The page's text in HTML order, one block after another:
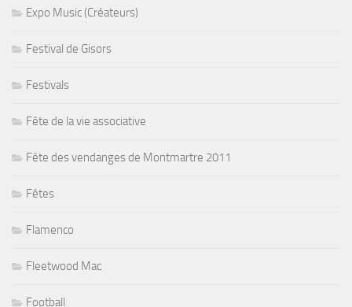
Expo Music (Créateurs)
Festival de Gisors
Festivals
Fête de la vie associative
Fête des vendanges de Montmartre 2011
Fêtes
Flamenco
Fleetwood Mac
Football